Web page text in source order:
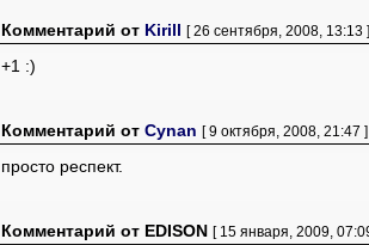
Комментарий от Kirill [ 26 сентября, 2008, 13:13 ]
+1 :)
Комментарий от Cynan [ 9 октября, 2008, 21:47 ]
просто респект.
Комментарий от EDISON [ 15 января, 2009,